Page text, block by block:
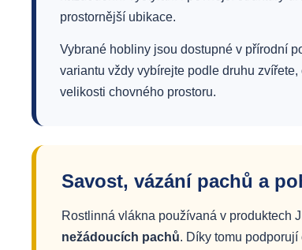
prostornější ubikace.
Vybrané hobliny jsou dostupné v přírodní
variantu vždy vybírejte podle druhu
velikosti chovného prostoru.
Savost, vázání pachů a
Rostlinná vlákna používaná v produktech
nežádoucích pachů. Díky tomu